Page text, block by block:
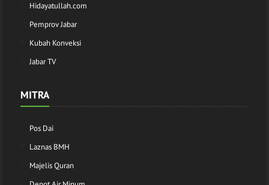
Hidayatullah.com
Pemprov Jabar
Kubah Konveksi
Jabar TV
MITRA
Pos Dai
Laznas BMH
Majelis Quran